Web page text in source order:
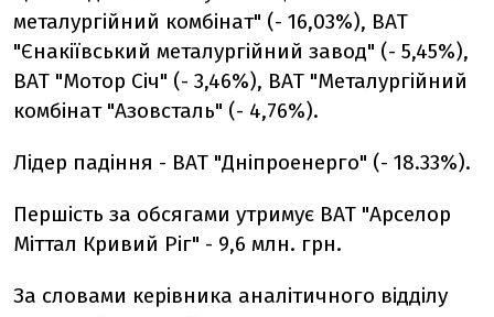
металургійний комбінат" (- 16,03%), ВАТ
"Єнакіївський металургійний завод" (- 5,45%),
ВАТ "Мотор Січ" (- 3,46%), ВАТ "Металургійний
комбінат "Азовсталь" (- 4,76%).
Лідер падіння - ВАТ "Дніпроенерго" (- 18.33%).
Першість за обсягами утримує ВАТ "Арселор
Міттал Кривий Ріг" - 9,6 млн. грн.
За словами керівника аналітичного відділу